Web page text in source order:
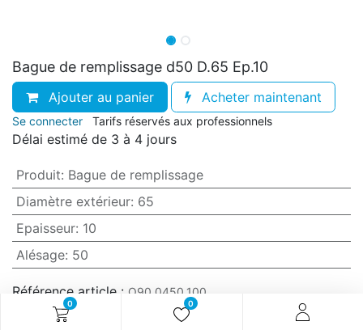
0 0
Bague de remplissage d50 D.65 Ep.10
Ajouter au panier Acheter maintenant
Se connecter Tarifs réservés aux professionnels
Délai estimé de 3 à 4 jours
Produit: Bague de remplissage
Diamètre extérieur: 65
Epaisseur: 10
Alésage: 50
Référence article : O90.0450.100